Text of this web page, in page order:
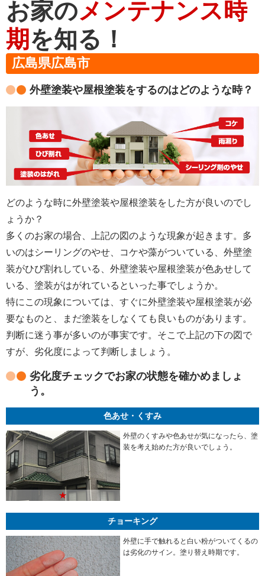
お家のメンテナンス時
期を知る！
広島県広島市
外壁塗装や屋根塗装をするのはどのような時？
どのような時に外壁塗装や屋根塗装をした方が良いのでし
ょうか？
多くのお家の場合、上記の図のような現象が起きます。多
いのはシーリングのやせ、コケや藻がついている、外壁塗
装がひび割れしている、外壁塗装や屋根塗装が色あせして
いる、塗装がはがれているといった事でしょうか。
特にこの現象については、すぐに外壁塗装や屋根塗装が必
要なものと、まだ塗装をしなくても良いものがあります。
判断に迷う事が多いのが事実です。そこで上記の下の図で
すが、劣化度によって判断しましょう。
劣化度チェックでお家の状態を確かめましょ
う。
色あせ・くすみ
★
外壁のくすみや色あせが気になったら、塗
装を考え始めた方が良いでしょう。
チョーキング
外壁に手で触れると白い粉がついてくるの
は劣化のサイン。塗り替え時期です。